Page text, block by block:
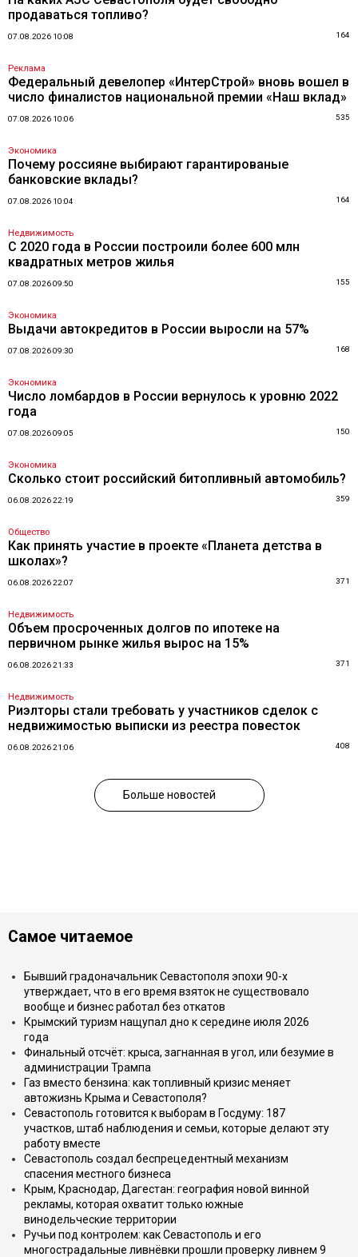
продаваться топливо?
07.08.2026 10:08 164
Реклама
Федеральный девелопер «ИнтерСтрой» вновь вошел в
число финалистов национальной премии «Наш вклад»
07.08.2026 10:06 535
Экономика
Почему россияне выбирают гарантированые
банковские вклады?
07.08.2026 10:04 164
Недвижимость
С 2020 года в России построили более 600 млн
квадратных метров жилья
07.08.2026 09:50 155
Экономика
Выдачи автокредитов в России выросли на 57%
07.08.2026 09:30 168
Экономика
Число ломбардов в России вернулось к уровню 2022
года
07.08.2026 09:05 150
Экономика
Сколько стоит российский битопливный автомобиль?
06.08.2026 22:19 359
Общество
Как принять участие в проекте «Планета детства в
школах»?
06.08.2026 22:07 371
Недвижимость
Объем просроченных долгов по ипотеке на
первичном рынке жилья вырос на 15%
06.08.2026 21:33 371
Недвижимость
Риэлторы стали требовать у участников сделок с
недвижимостью выписки из реестра повесток
06.08.2026 21:06 408
Больше новостей
Самое читаемое
Бывший градоначальник Севастополя эпохи 90-х
утверждает, что в его время взяток не существовало
вообще и бизнес работал без откатов
Крымский туризм нащупал дно к середине июля 2026
года
Финальный отсчёт: крыса, загнанная в угол, или безумие в
администрации Трампа
Газ вместо бензина: как топливный кризис меняет
автожизнь Крыма и Севастополя?
Севастополь готовится к выборам в Госдуму: 187
участков, штаб наблюдения и семьи, которые делают эту
работу вместе
Севастополь создал беспрецедентный механизм
спасения местного бизнеса
Крым, Краснодар, Дагестан: география новой винной
рекламы, которая охватит только южные
винодельческие территории
Ручьи под контролем: как Севастополь и его
многострадальные ливнёвки прошли проверку ливнем 9